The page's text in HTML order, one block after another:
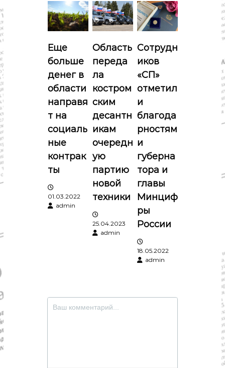
ц
и
я
п
о
з
а
п
и
с
Еще
больше
денег в
области
направя
т на
социаль
ные
контрак
ты
01.03.2022
admin
Область
переда
ла
костром
ским
десантн
икам
очередн
ую
партию
новой
техники
25.04.2023
admin
Сотрудн
иков
«СП»
отметил
и
благода
рностям
и
губерна
тора и
главы
Минциф
ры
России
18.05.2022
admin